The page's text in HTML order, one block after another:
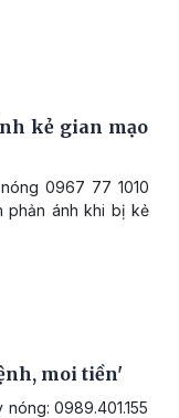
kẻ gian mạo
0967 77 1010
phản ánh khi bị kẻ
moi tiền'
0989.401.155